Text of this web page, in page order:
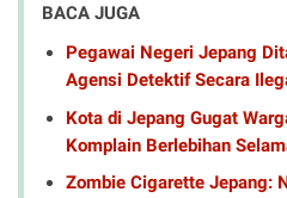
BACA JUGA
Pegawai Negeri Jepang
Agensi Detektif Secara
Kota di Jepang Gugat
Komplain Berlebihan
Zombie Cigarette Jepang: